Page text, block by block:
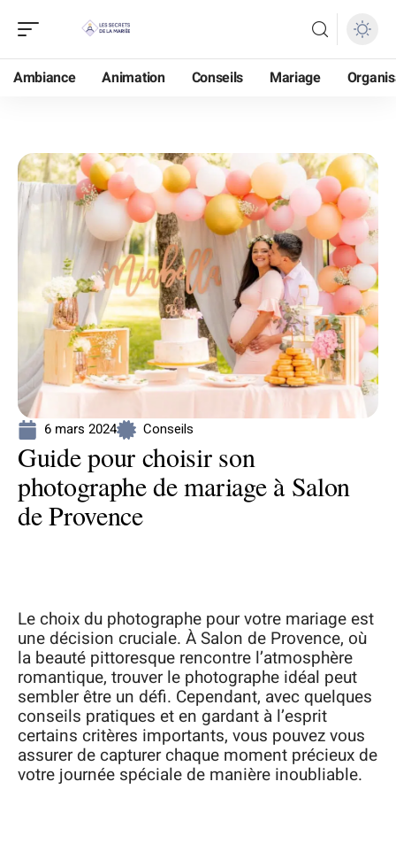
Ambiance Animation Conseils Mariage
6 mars 2024 Conseils
Guide pour choisir son
photographe de mariage à Salon
de Provence
Le choix du photographe pour votre mariage est
une décision cruciale. À Salon de Provence, où
la beauté pittoresque rencontre l’atmosphère
romantique, trouver le photographe idéal peut
sembler être un défi. Cependant, avec quelques
conseils pratiques et en gardant à l’esprit
certains critères importants, vous pouvez vous
assurer de capturer chaque moment précieux de
votre journée spéciale de manière inoubliable.